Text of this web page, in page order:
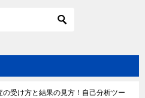
の受け方と結果の見方！自己分析ツー